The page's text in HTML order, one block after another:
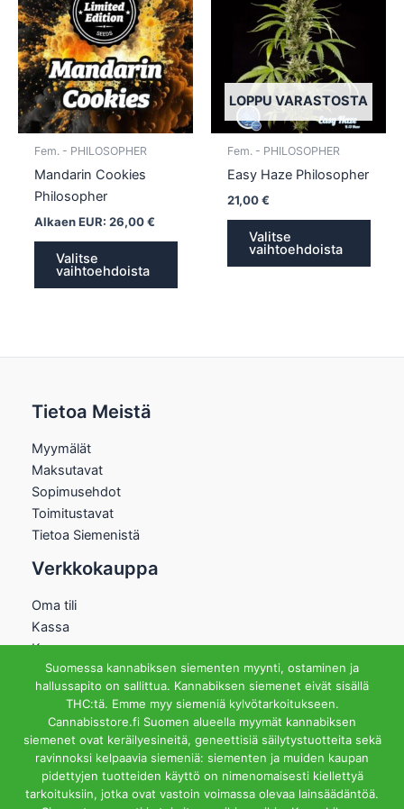
Fem. - PHILOSOPHER
Mandarin Cookies
Philosopher
Alkaen EUR: 26,00€
Valitse
vaihtoehdoista
on
useampi
muunnelma.
Voit
tehdä
valinnat
LOPPU VARASTOSTA
Fem. - PHILOSOPHER
Easy Haze Philosopher
21,00€
Valitse
vaihtoehdoista
Tietoa Meistä
Myymälät
Maksutavat
Sopimusehdot
Toimitustavat
Tietoa Siemenistä
Verkkokauppa
Oma tili
Kassa
Kauppa
Ostoskori
Helsingin Myymälä
Aukioloajat
Ma-Pe 12-18 La 12-15
Riihipellonkuja 3, 00390
Helsinki
Suomessa kannabiksen siementen myynti, ostaminen ja
hallussapito on sallittua. Kannabiksen siemenet eivät sisällä
THC:tä. Emme myy siemeniä kylvötarkoitukseen.
Cannabisstore.fi Suomen alueella myymät kannabiksen
siemenet ovat keräilyesineitä, geneettisiä säilytystuotteita sekä
ravinnoksi kelpaavia siemeniä: siementen ja muiden kaupan
pidettyjen tuotteiden käyttö on nimenomaisesti kiellettyä
tarkoituksiin, jotka ovat vastoin voimassa olevaa lainsäädäntöä.